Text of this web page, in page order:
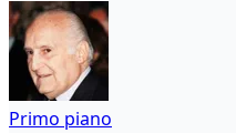
Primo piano